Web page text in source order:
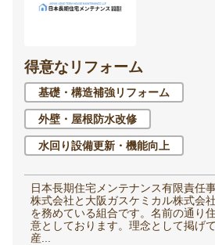
得意なリフォーム
基礎・構造補強リフォーム
外壁・屋根防水改修
水回り設備更新・機能向上
日本長期住宅メンテナンス有限責任
株式会社と大阪ガスケミカル株式会
を務めている組合です。名前の通り
意としております。理念として掲げ
産...